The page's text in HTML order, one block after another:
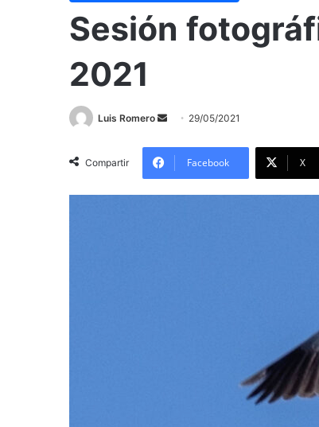
Sesión
2021
Luis Romero
Send
email
29/05/2021
Compartir Facebook X